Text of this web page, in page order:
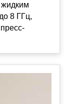
жидким
8 ГГц,